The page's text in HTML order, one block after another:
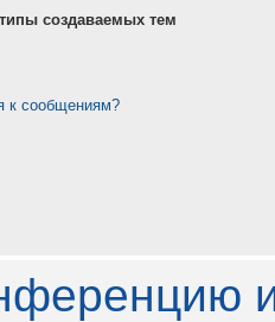
создаваемых тем
к сообщениям?